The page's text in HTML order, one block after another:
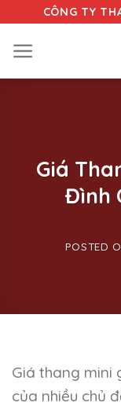
content
CÔNG TY
Giá
Đình
POSTED
Giá thang mini
của nhiều chủ